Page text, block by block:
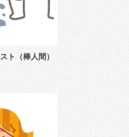
ト（棒人間）